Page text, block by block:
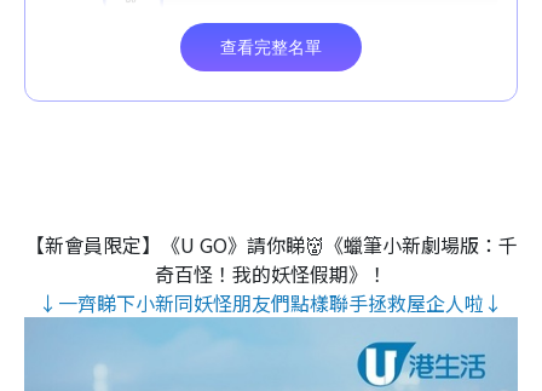
【新會員限定】《U GO》請你睇👹《蠟筆小新劇場版：千
奇百怪！我的妖怪假期》！
↓一齊睇下小新同妖怪朋友們點樣聯手拯救屋企人啦↓